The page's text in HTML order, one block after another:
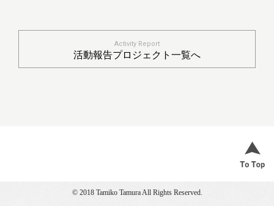
Activity Report
活動報告プロジェクト一覧へ
© 2018 Tamiko Tamura All Rights Reserved.